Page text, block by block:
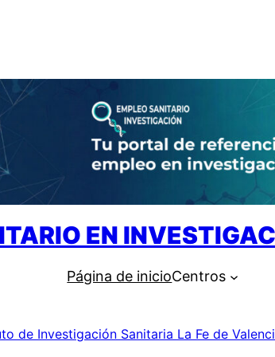
EN
Página de inicioCentros
de Investigación Sanitaria La Fe de